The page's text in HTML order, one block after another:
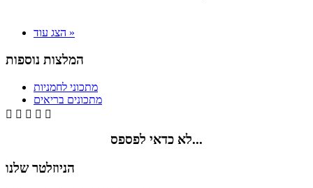
הצג עוד »
המלצות נוספות
מתכוני לחמניות
מתכונים בריאים
    
לא כדאי לפספס...
הניוזלטר שלנו